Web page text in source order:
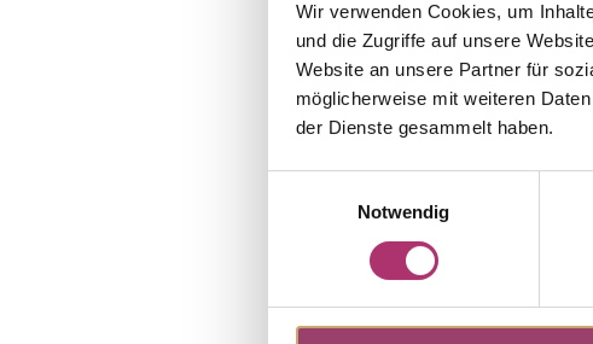
Wir verwenden Cookies, um
und die Zugriffe auf unsere
Website an unsere Partner für
möglicherweise mit weiteren
der Dienste gesammelt haben.
Notwendig